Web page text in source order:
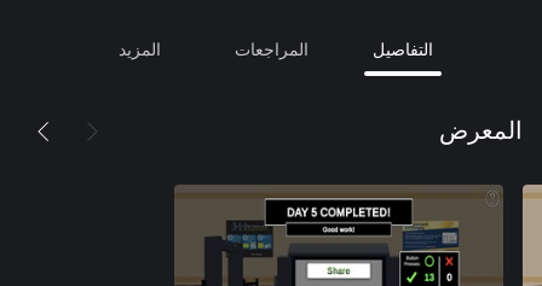
التفاصيل المراجعات المزيد
المعرض